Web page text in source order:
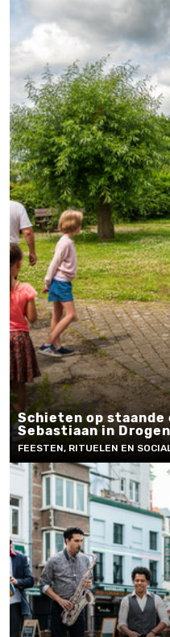
Schieten op
Sebastiaan in
FEESTEN, RITUELEN EN